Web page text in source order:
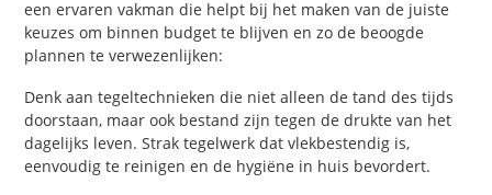
een ervaren vakman die helpt bij het maken van de juiste
keuzes om binnen budget te blijven en zo de beoogde
plannen te verwezenlijken:
Denk aan tegeltechnieken die niet alleen de tand des tijds
doorstaan, maar ook bestand zijn tegen de drukte van het
dagelijks leven. Strak tegelwerk dat vlekbestendig is,
eenvoudig te reinigen en de hygiëne in huis bevordert.